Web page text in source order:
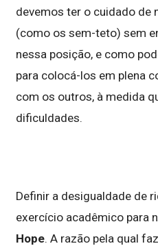
devemos ter o cuidado de
(como os sem-teto) sem
nessa posição, e como
para colocá-los em plena
com os outros, à medida
dificuldades.
Definir a desigualdade de
exercício acadêmico para
Hope. A razão pela qual